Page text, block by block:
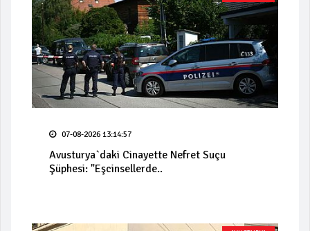
07-08-2026 13:14:57
Avusturya`daki Cinayette Nefret Suçu
Şüphesi: "Eşcinsellerde..